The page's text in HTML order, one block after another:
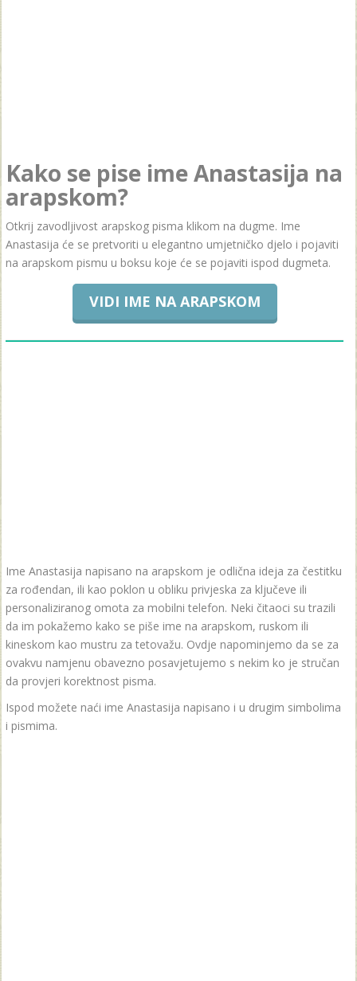
Kako se pise ime Anastasija na
arapskom?
Otkrij zavodljivost arapskog pisma klikom na dugme. Ime
Anastasija će se pretvoriti u elegantno umjetničko djelo i pojaviti
na arapskom pismu u boksu koje će se pojaviti ispod dugmeta.
VIDI IME NA ARAPSKOM
Ime Anastasija napisano na arapskom je odlična ideja za čestitku
za rođendan, ili kao poklon u obliku privjeska za ključeve ili
personaliziranog omota za mobilni telefon. Neki čitaoci su trazili
da im pokažemo kako se piše ime na arapskom, ruskom ili
kineskom kao mustru za tetovažu. Ovdje napominjemo da se za
ovakvu namjenu obavezno posavjetujemo s nekim ko je stručan
da provjeri korektnost pisma.
Ispod možete naći ime Anastasija napisano i u drugim simbolima
i pismima.